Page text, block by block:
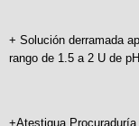
+ Solución derramada
rango de 1.5 a 2 U de
+Atestigua